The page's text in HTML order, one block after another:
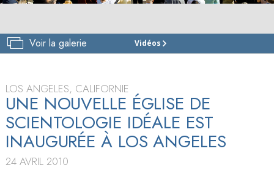
Voir la galerie Vidéos
ÉGLISE
LOS
ANGELES
VISITE
LOS ANGELES, CALIFORNIE
UNE NOUVELLE ÉGLISE DE
SCIENTOLOGIE IDÉALE EST
INAUGURÉE À LOS ANGELES
24 AVRIL 2010